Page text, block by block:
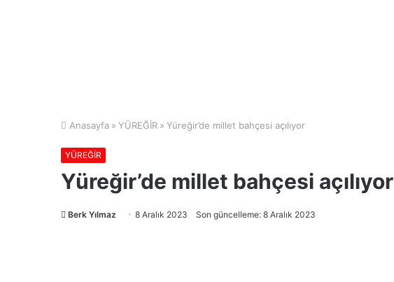
Anasayfa » YÜREĞİR » Yüreğir’de millet bahçesi açılıyor
YÜREĞİR
Yüreğir’de millet bahçesi açılıyor
Berk Yılmaz 8 Aralık 2023 Son güncelleme: 8 Aralık 2023